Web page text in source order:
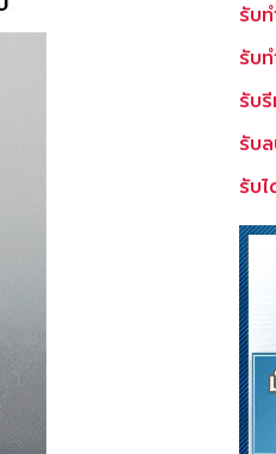
รับ
รับ
รับ
รับ
รับ